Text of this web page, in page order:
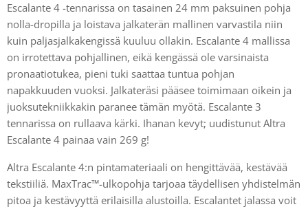
Escalante 4 -tennarissa on tasainen 24 mm paksuinen pohja
nolla-dropilla ja loistava jalkaterän mallinen varvastila niin
kuin paljasjalkakengissä kuuluu ollakin. Escalante 4 mallissa
on irrotettava pohjallinen, eikä kengässä ole varsinaista
pronaatiotukea, pieni tuki saattaa tuntua pohjan
napakkuuden vuoksi. Jalkateräsi pääsee toimimaan oikein ja
juoksutekniikkakin paranee tämän myötä. Escalante 3
tennarissa on rullaava kärki. Ihanan kevyt; uudistunut Altra
Escalante 4 painaa vain 269 g!
Altra Escalante 4:n pintamateriaali on hengittävää, kestävää
tekstiiliä. MaxTrac™-ulkopohja tarjoaa täydellisen yhdistelmän
pitoa ja kestävyyttä erilaisilla alustoilla. Escalantet jalassa voit